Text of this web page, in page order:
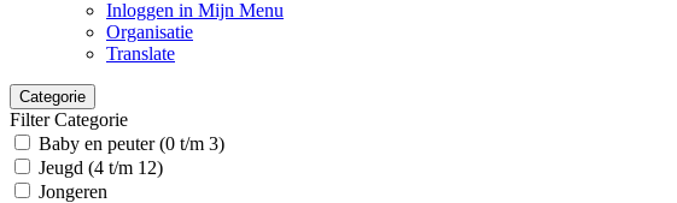
Inloggen in Mijn Menu
Organisatie
Translate
Categorie
Filter Categorie
Baby en peuter (0 t/m 3)
Jeugd (4 t/m 12)
Jongeren